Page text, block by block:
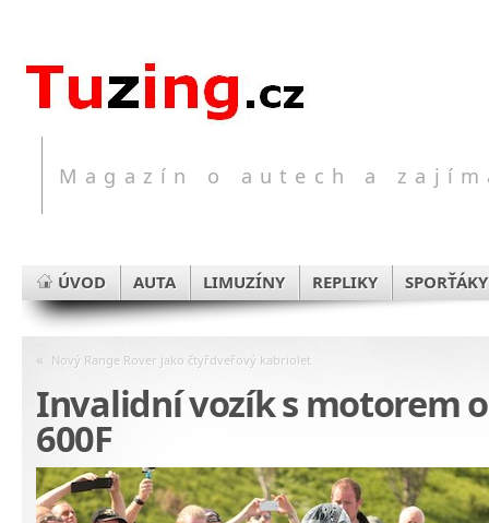
Magazín o autech a
ÚVOD AUTA LIMUZÍNY REPLIKY SPORŤÁKY
« Nový Range Rover jako čtyřdveřový kabriolet
Invalidní vozík s motorem
600F